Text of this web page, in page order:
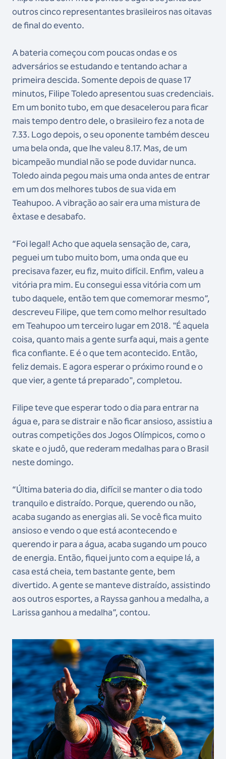
outros cinco representantes brasileiros nas oitavas
de final do evento.
A bateria começou com poucas ondas e os
adversários se estudando e tentando achar a
primeira descida. Somente depois de quase 17
minutos, Filipe Toledo apresentou suas credenciais.
Em um bonito tubo, em que desacelerou para ficar
mais tempo dentro dele, o brasileiro fez a nota de
7.33. Logo depois, o seu oponente também desceu
uma bela onda, que lhe valeu 8.17. Mas, de um
bicampeão mundial não se pode duvidar nunca.
Toledo ainda pegou mais uma onda antes de entrar
em um dos melhores tubos de sua vida em
Teahupoo. A vibração ao sair era uma mistura de
êxtase e desabafo.
“Foi legal! Acho que aquela sensação de, cara,
peguei um tubo muito bom, uma onda que eu
precisava fazer, eu fiz, muito difícil. Enfim, valeu a
vitória pra mim. Eu consegui essa vitória com um
tubo daquele, então tem que comemorar mesmo”,
descreveu Filipe, que tem como melhor resultado
em Teahupoo um terceiro lugar em 2018. "É aquela
coisa, quanto mais a gente surfa aqui, mais a gente
fica confiante. E é o que tem acontecido. Então,
feliz demais. E agora esperar o próximo round e o
que vier, a gente tá preparado", completou.
Filipe teve que esperar todo o dia para entrar na
água e, para se distrair e não ficar ansioso, assistiu a
outras competições dos Jogos Olímpicos, como o
skate e o judô, que rederam medalhas para o Brasil
neste domingo.
“Última bateria do dia, difícil se manter o dia todo
tranquilo e distraído. Porque, querendo ou não,
acaba sugando as energias ali. Se você fica muito
ansioso e vendo o que está acontecendo e
querendo ir para a água, acaba sugando um pouco
de energia. Então, fiquei junto com a equipe lá, a
casa está cheia, tem bastante gente, bem
divertido. A gente se manteve distraído, assistindo
aos outros esportes, a Rayssa ganhou a medalha, a
Larissa ganhou a medalha”, contou.